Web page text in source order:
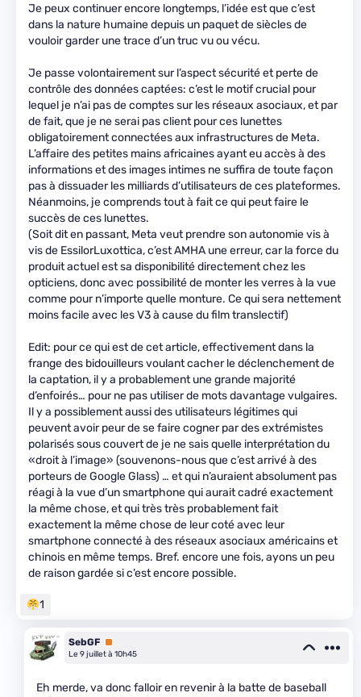
Je peux continuer encore longtemps, l’idée est que c’est
dans la nature humaine depuis un paquet de siècles de
vouloir garder une trace d’un truc vu ou vécu.
Je passe volontairement sur l’aspect sécurité et perte de
contrôle des données captées: c’est le motif crucial pour
lequel je n’ai pas de comptes sur les réseaux asociaux, et par
de fait, que je ne serai pas client pour ces lunettes
obligatoirement connectées aux infrastructures de Meta.
L’affaire des petites mains africaines ayant eu accès à des
informations et des images intimes ne suffira de toute façon
pas à dissuader les milliards d’utilisateurs de ces plateformes.
Néanmoins, je comprends tout à fait ce qui peut faire le
succès de ces lunettes.
(Soit dit en passant, Meta veut prendre son autonomie vis à
vis de EssilorLuxottica, c’est AMHA une erreur, car la force du
produit actuel est sa disponibilité directement chez les
opticiens, donc avec possibilité de monter les verres à la vue
comme pour n’importe quelle monture. Ce qui sera nettement
moins facile avec les V3 à cause du film translectif)
Edit: pour ce qui est de cet article, effectivement dans la
frange des bidouilleurs voulant cacher le déclenchement de
la captation, il y a probablement une grande majorité
d’enfoirés… pour ne pas utiliser de mots davantage vulgaires.
Il y a possiblement aussi des utilisateurs légitimes qui
peuvent avoir peur de se faire cogner par des extrémistes
polarisés sous couvert de je ne sais quelle interprétation du
«droit à l’image» (souvenons-nous que c’est arrivé à des
porteurs de Google Glass) … et qui n’auraient absolument pas
réagi à la vue d’un smartphone qui aurait cadré exactement
la même chose, et qui très très probablement fait
exactement la même chose de leur coté avec leur
smartphone connecté à des réseaux asociaux américains et
chinois en même temps. Bref. encore une fois, ayons un peu
de raison gardée si c’est encore possible.
1
SebGF Premium
Le 9 juillet à 10h45
Eh merde, va donc falloir en revenir à la batte de baseball